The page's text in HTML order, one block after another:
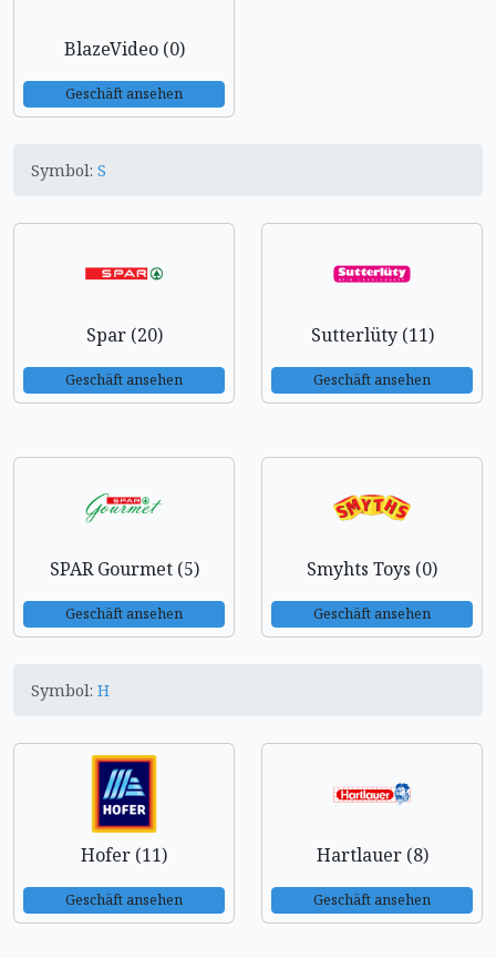
BlazeVideo (0)
Geschäft ansehen
Symbol: S
Spar (20)
Geschäft ansehen
Sutterlüty (11)
Geschäft ansehen
SPAR Gourmet (5)
Geschäft ansehen
Smyhts Toys (0)
Geschäft ansehen
Symbol: H
Hofer (11)
Geschäft ansehen
Hartlauer (8)
Geschäft ansehen